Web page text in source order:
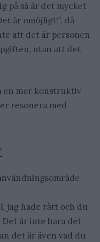
på så är det mycket
är omöjligt!”, då
att det är personen
utan att det
en mer konstruktiv
resonera med
jag hade rätt och du
Det är inte bara det
det är även vad du